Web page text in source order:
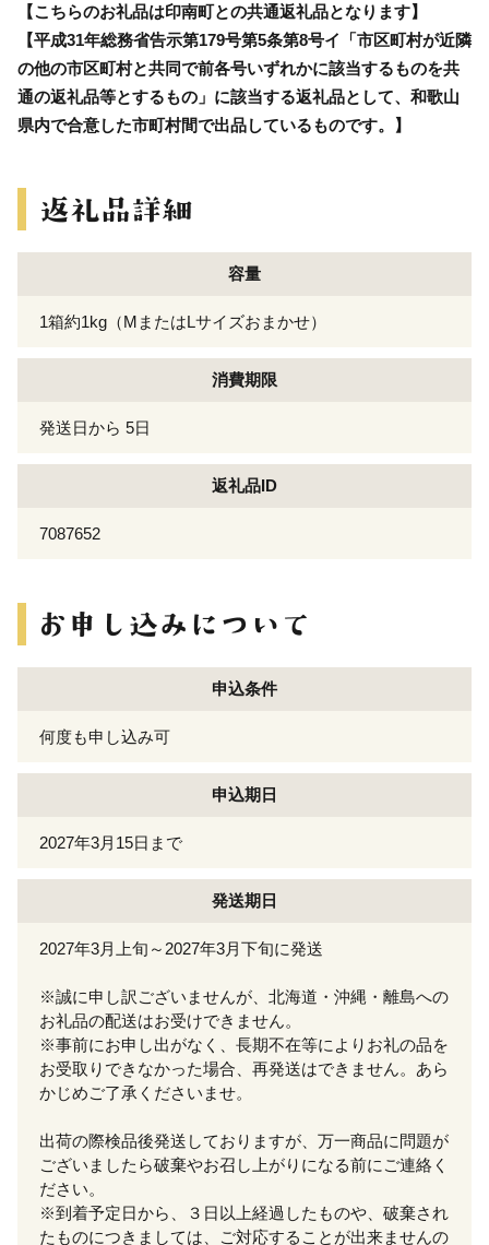
【こちらのお礼品は印南町との共通返礼品となります】
【平成31年総務省告示第179号第5条第8号イ「市区町村が近隣
の他の市区町村と共同で前各号いずれかに該当するものを共
通の返礼品等とするもの」に該当する返礼品として、和歌山
県内で合意した市町村間で出品しているものです。】
容量
1箱約1kg（MまたはLサイズおまかせ）
消費期限
発送日から 5日
返礼品ID
7087652
申込条件
何度も申し込み可
申込期日
2027年3月15日まで
発送期日
2027年3月上旬～2027年3月下旬に発送
※誠に申し訳ございませんが、北海道・沖縄・離島への
お礼品の配送はお受けできません。
※事前にお申し出がなく、長期不在等によりお礼の品を
お受取りできなかった場合、再発送はできません。あら
かじめご了承くださいませ。
出荷の際検品後発送しておりますが、万一商品に問題が
ございましたら破棄やお召し上がりになる前にご連絡く
ださい。
※到着予定日から、３日以上経過したものや、破棄され
たものにつきましては、ご対応することが出来ませんの